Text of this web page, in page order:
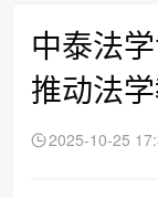
中泰法
推动法
2025-10-25